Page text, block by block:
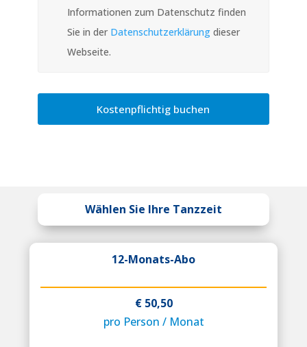
Informationen zum Datenschutz finden
Sie in der Datenschutzerklärungdieser
Webseite.
Wählen Sie Ihre Tanzzeit
12-Monats-Abo
€ 50,50
pro Person / Monat